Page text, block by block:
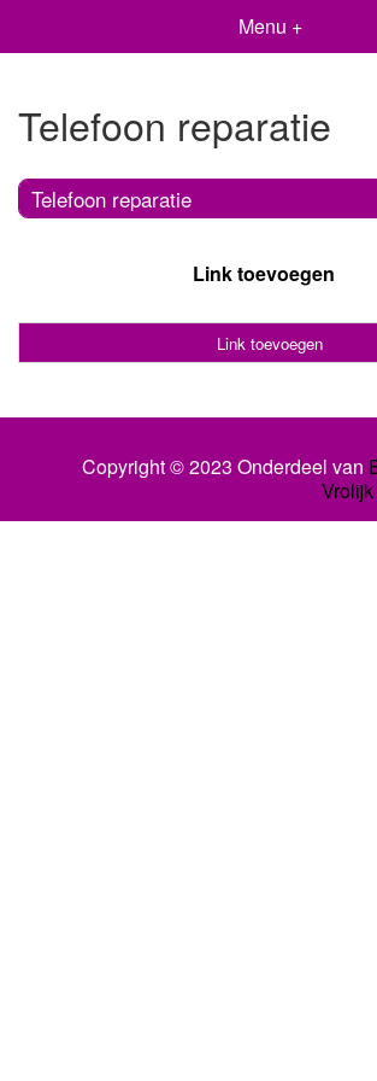
Menu +
Telefoon reparatie
Telefoon reparatie
Link toevoegen
Link toevoegen
Copyright © 2023 Onderdeel van